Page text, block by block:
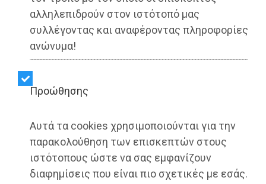
αλληλεπιδρούν στον ιστότοπό μας
συλλέγοντας και αναφέροντας πληροφορίες
ανώνυμα!
Προώθησης
Αυτά τα cookies χρησιμοποιούνται για την
παρακολούθηση των επισκεπτών στους
ιστότοπους ώστε να σας εμφανίζουν
διαφημίσεις που είναι πιο σχετικές με εσάς.
Share:
Dimotisnews | 13/10/2025 - 13:07
▶️ Ακούστε το κείμενο